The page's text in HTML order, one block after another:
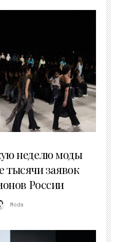
неделю моды
тысячи заявок
России
Moda